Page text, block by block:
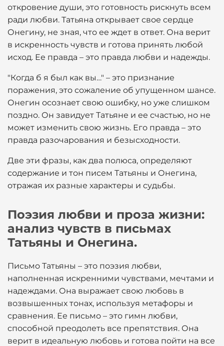
откровение души, это готовность рискнуть всем
ради любви. Татьяна открывает свое сердце
Онегину, не зная, что ее ждет в ответ. Она верит
в искренность чувств и готова принять любой
исход. Ее правда – это правда любви и надежды.
"Когда б я был как вы…" – это признание
поражения, это сожаление об упущенном шансе.
Онегин осознает свою ошибку, но уже слишком
поздно. Он завидует Татьяне и ее счастью, но не
может изменить свою жизнь. Его правда – это
правда разочарования и безысходности.
Две эти фразы, как два полюса, определяют
содержание и тон писем Татьяны и Онегина,
отражая их разные характеры и судьбы.
Поэзия любви и проза жизни:
анализ чувств в письмах
Татьяны и Онегина.
Письмо Татьяны – это поэзия любви,
наполненная искренними чувствами, мечтами и
надеждами. Она выражает свою любовь в
возвышенных тонах, используя метафоры и
сравнения. Ее письмо – это гимн любви,
способной преодолеть все препятствия. Она
верит в идеальную любовь и готова пойти на все